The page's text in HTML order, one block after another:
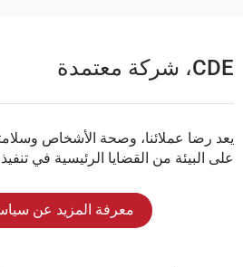
CDE، شركة معتمدة
يعد رضا عملائنا، وصحة الأشخاص
على البيئة من القضايا الرئيسية في
معرفة المزيد عن